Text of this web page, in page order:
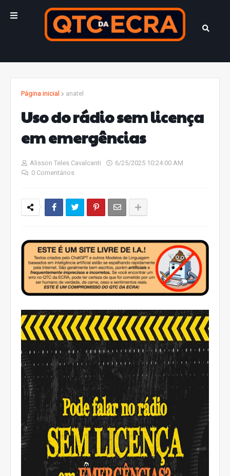
Página inicial anatel
Uso do rádio sem licença
em emergências
Alisson Teles Cavalcanti
6/25/2025 10:24:00 AM
0 Comentários